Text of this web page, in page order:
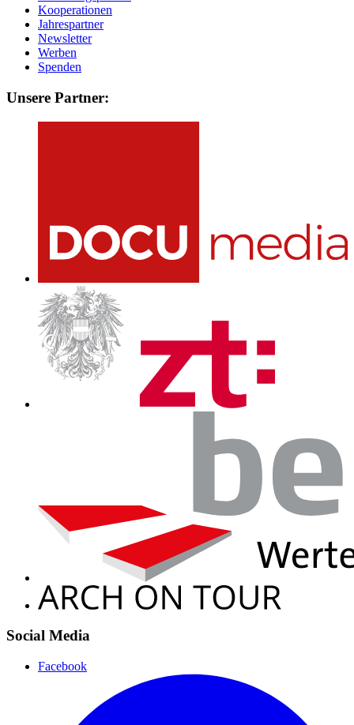
Kooperationen
Jahrespartner
Newsletter
Werben
Spenden
Unsere Partner:
Social Media
Facebook